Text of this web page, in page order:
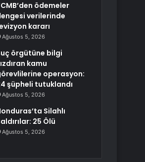
ödemeler
verilerinde
kararı
Ağustos 5, 2026
örgütüne bilgi
kamu
operasyon:
şüpheli tutuklandı
Ağustos 5, 2026
Silahlı
25 Ölü
Ağustos 5, 2026